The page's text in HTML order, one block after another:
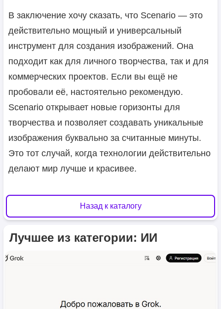
В заключение хочу сказать, что Scenario — это
действительно мощный и универсальный
инструмент для создания изображений. Она
подходит как для личного творчества, так и для
коммерческих проектов. Если вы ещё не
пробовали её, настоятельно рекомендую.
Scenario открывает новые горизонты для
творчества и позволяет создавать уникальные
изображения буквально за считанные минуты.
Это тот случай, когда технологии действительно
делают мир лучше и красивее.
Назад к каталогу
Лучшее из категории: ИИ